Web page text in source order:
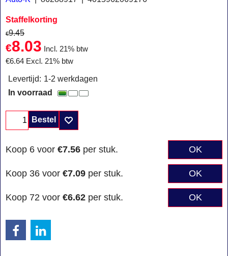
Staffelkorting
€9.45
€8.03
Incl. 21% btw
€6.64 Excl. 21% btw
Levertijd: 1-2 werkdagen
In voorraad
Bestel
Koop 6 voor €7.56 per stuk. OK
Koop 36 voor €7.09 per stuk. OK
Koop 72 voor €6.62 per stuk. OK